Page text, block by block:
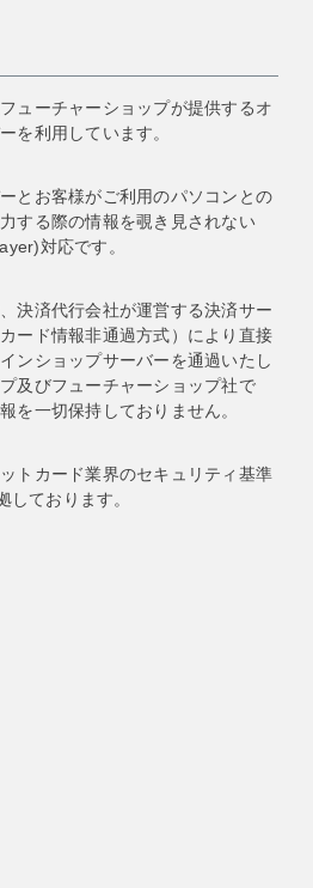
ューチャーショップが提供するオ
を利用しています。
とお客様がご利用のパソコンとの
する際の情報を覗き見されない
対応です。
決済代行会社が運営する決済サー
ード情報非通過方式）により直接
ンショップサーバーを通過いたし
及びフューチャーショップ社で
を一切保持しておりません。
トカード業界のセキュリティ基準
しております。